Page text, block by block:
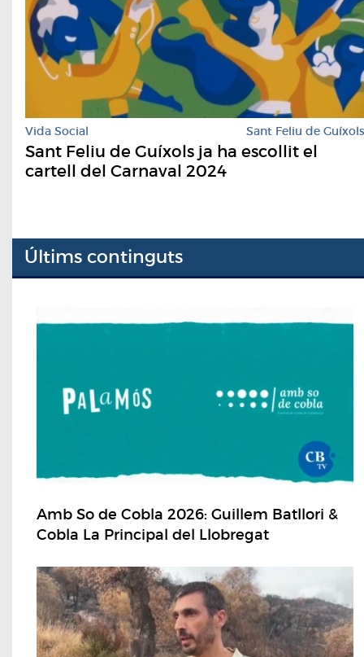
Vida Social Sant Feliu de Guíxols
Sant Feliu de Guíxols ja ha escollit el
cartell del Carnaval 2024
Últims continguts
Amb So de Cobla 2026: Guillem Batllori &
Cobla La Principal del Llobregat